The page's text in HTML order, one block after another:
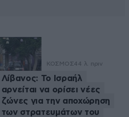
ΚΟΣΜΟΣ44 λ. πριν
Λίβανος: Το Ισραήλ
αρνείται να ορίσει νέες
ζώνες για την αποχώρηση
των στρατευμάτων του